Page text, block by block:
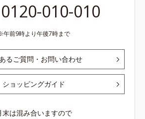
0120-010-010
午前9時より午後7時まで
るご質問・お問い合わせ
ショッピングガイド
末は混み合いますので